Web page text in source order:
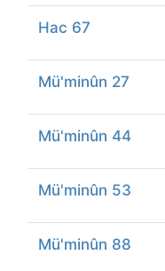
Hac 67
Mü'minûn 27
Mü'minûn 44
Mü'minûn 53
Mü'minûn 88